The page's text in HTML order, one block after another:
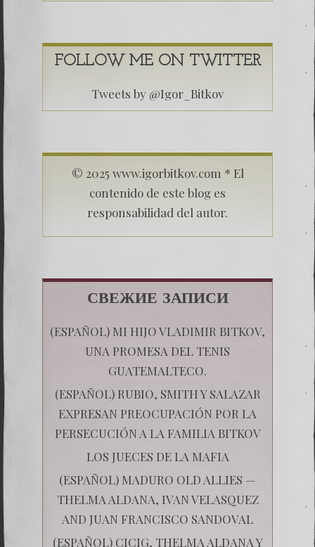
FOLLOW ME ON TWITTER
Tweets by @Igor_Bitkov
© 2025 www.igorbitkov.com * El
contenido de este blog es
responsabilidad del autor.
СВЕЖИЕ ЗАПИСИ
(ESPAÑOL) MI HIJO VLADIMIR BITKOV,
UNA PROMESA DEL TENIS
GUATEMALTECO.
(ESPAÑOL) RUBIO, SMITH Y SALAZAR
EXPRESAN PREOCUPACIÓN POR LA
PERSECUCIÓN A LA FAMILIA BITKOV
LOS JUECES DE LA MAFIA
(ESPAÑOL) MADURO OLD ALLIES —
THELMA ALDANA, IVAN VELASQUEZ
AND JUAN FRANCISCO SANDOVAL
(ESPAÑOL) CICIG, THELMA ALDANA Y